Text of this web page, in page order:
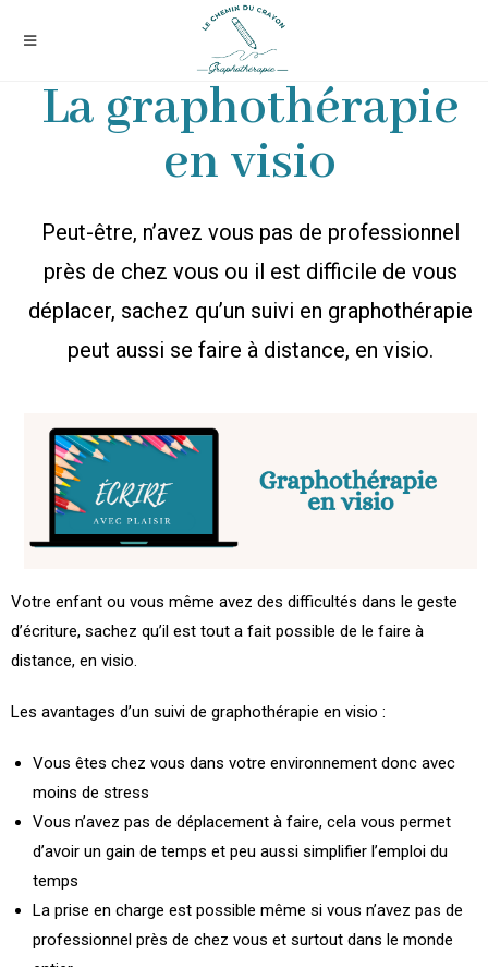
La graphothérapie
en visio
Peut-être, n’avez vous pas de professionnel
près de chez vous ou il est difficile de vous
déplacer, sachez qu’un suivi en graphothérapie
peut aussi se faire à distance, en visio.
Votre enfant ou vous même avez des difficultés dans le geste
d’écriture, sachez qu’il est tout a fait possible de le faire à
distance, en visio.
Les avantages d’un suivi de graphothérapie en visio :
Vous êtes chez vous dans votre environnement donc avec
moins de stress
Vous n’avez pas de déplacement à faire, cela vous permet
d’avoir un gain de temps et peu aussi simplifier l’emploi du
temps
La prise en charge est possible même si vous n’avez pas de
professionnel près de chez vous et surtout dans le monde